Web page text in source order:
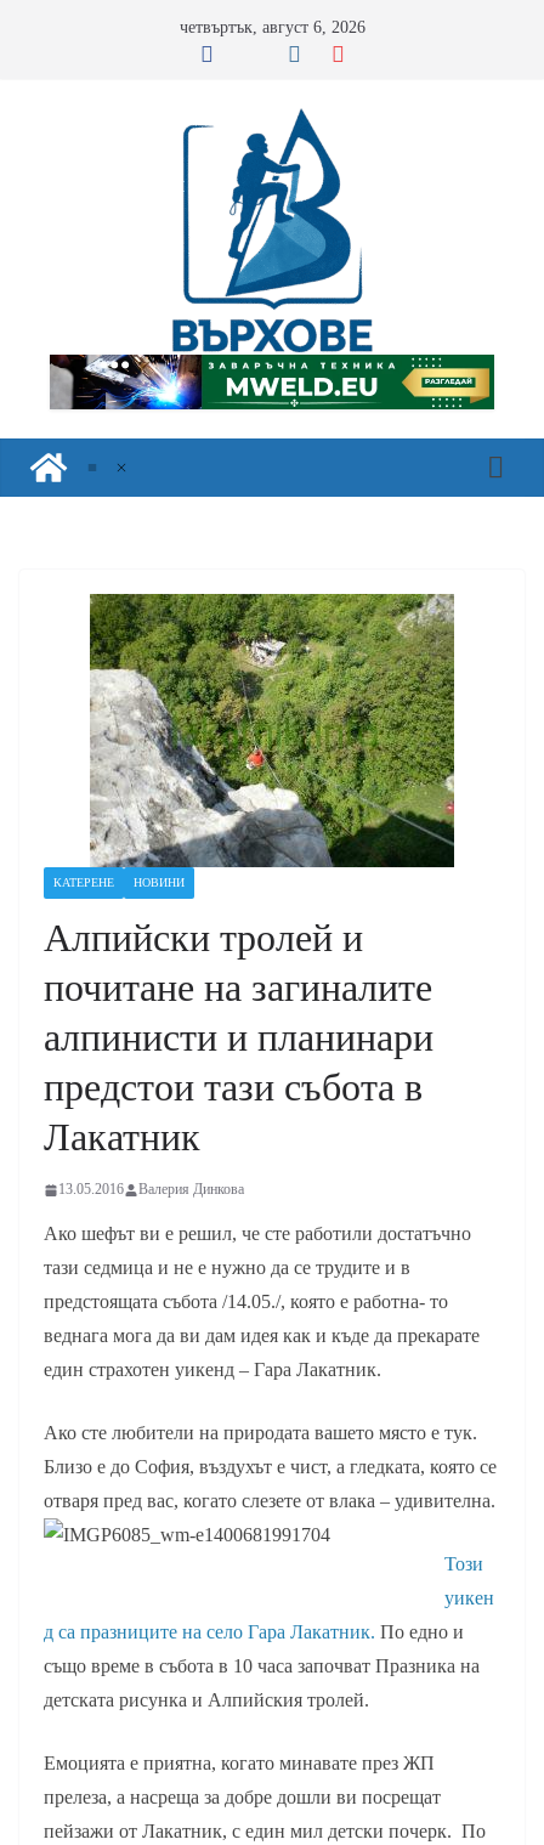
четвъртък, август 6, 2026
КАТЕРЕНЕ НОВИНИ
Алпийски тролей и
почитане на загиналите
алпинисти и планинари
предстои тази събота в
Лакатник
13.05.2016 Валерия Динкова
Ако шефът ви е решил, че сте работили достатъчно
тази седмица и не е нужно да се трудите и в
предстоящата събота /14.05./, която е работна- то
веднага мога да ви дам идея как и къде да прекарате
един страхотен уикенд – Гара Лакатник.
Ако сте любители на природата вашето място е тук.
Близо е до София, въздухът е чист, а гледката, която се
отваря пред вас, когато слезете от влака – удивителна.
Този
уикен
д са празниците на село Гара Лакатник. По едно и
също време в събота в 10 часа започват Празника на
детската рисунка и Алпийския тролей.
Емоцията е приятна, когато минавате през ЖП
прелеза, а насреща за добре дошли ви посрещат
пейзажи от Лакатник, с един мил детски почерк. По